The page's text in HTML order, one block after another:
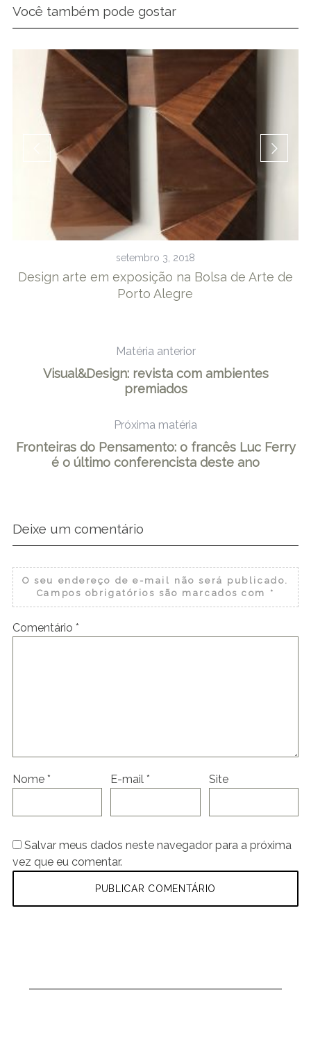
Você também pode gostar
setembro 3, 2018
Design arte em exposição na Bolsa de Arte de
Porto Alegre
Matéria anterior
Visual&Design: revista com ambientes
premiados
Próxima matéria
Fronteiras do Pensamento: o francês Luc Ferry
é o último conferencista deste ano
Deixe um comentário
O seu endereço de e-mail não será publicado.
Campos obrigatórios são marcados com *
Comentário *
Nome * E-mail* Site
Salvar meus dados neste navegador para a próxima
vez que eu comentar.